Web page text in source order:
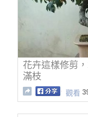
花卉這樣修剪
滿枝
觀看